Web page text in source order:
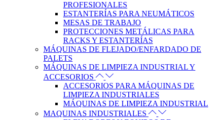
PROFESIONALES
ESTANTERÍAS PARA NEUMÁTICOS
MESAS DE TRABAJO
PROTECCIONES METÁLICAS PARA
RACKS Y ESTANTERÍAS
MÁQUINAS DE FLEJADO/ENFARDADO DE
PALETS
MÁQUINAS DE LIMPIEZA INDUSTRIAL Y
ACCESORIOS
ACCESORIOS PARA MÁQUINAS DE
LIMPIEZA INDUSTRIALES
MÁQUINAS DE LIMPIEZA INDUSTRIAL
MAQUINAS INDUSTRIALES